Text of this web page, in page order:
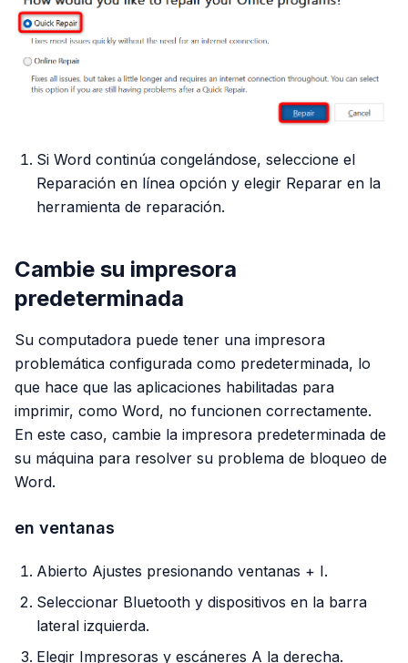
Si Word continúa congelándose, seleccione el
Reparación en línea opción y elegir Reparar en la
herramienta de reparación.
Cambie su impresora
predeterminada
Su computadora puede tener una impresora
problemática configurada como predeterminada, lo
que hace que las aplicaciones habilitadas para
imprimir, como Word, no funcionen correctamente.
En este caso, cambie la impresora predeterminada de
su máquina para resolver su problema de bloqueo de
Word.
en ventanas
Abierto Ajustes presionando ventanas + I.
Seleccionar Bluetooth y dispositivos en la barra
lateral izquierda.
Elegir Impresoras y escáneres A la derecha.